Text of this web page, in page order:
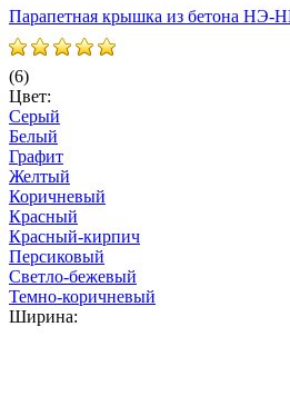
Парапетная крышка из бетона НЭ-
(6)
Цвет:
Серый
Белый
Графит
Желтый
Коричневый
Красный
Красный-кирпич
Персиковый
Светло-бежевый
Темно-коричневый
Ширина: